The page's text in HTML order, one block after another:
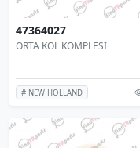
47364027
ORTA KOL KOMPLESI
# NEW HOLLAND